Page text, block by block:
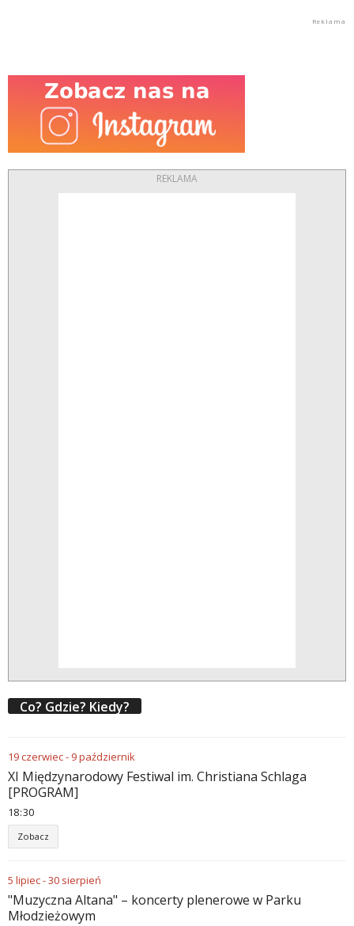
REKLAMA
Co? Gdzie? Kiedy?
19czerwiec- 9październik
XI Międzynarodowy Festiwal im. Christiana Schlaga
[PROGRAM]
18:30
Zobacz
5 lipiec-30 sierpień
"Muzyczna Altana" – koncerty plenerowe w Parku
Młodzieżowym